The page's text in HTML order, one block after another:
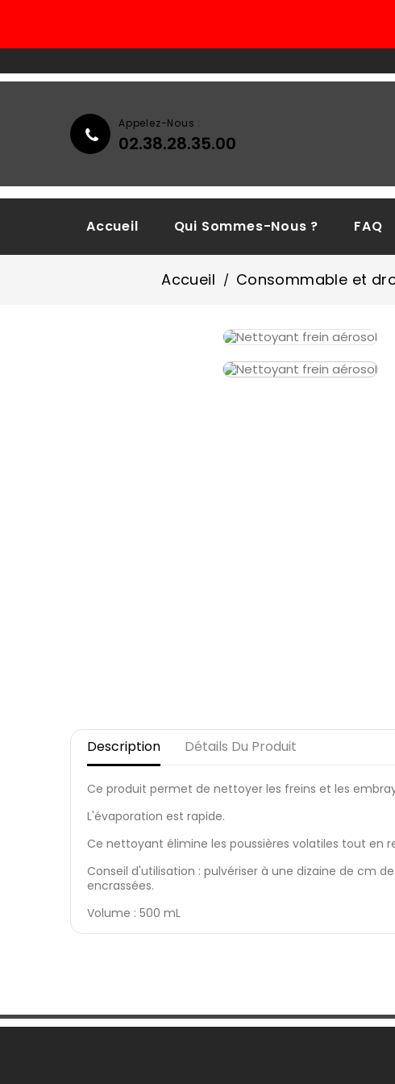
Appelez-Nous :
02.38.28.35.00
Accueil Qui Sommes-Nous ? FAQ
Accueil Consommable et
Description Détails Du Produit
Ce produit permet de nettoyer les freins et les
L'évaporation est rapide.
Ce nettoyant élimine les poussières volatiles tout
Conseil d'utilisation : pulvériser à une dizaine de cm
encrassées.
Volume : 500 mL